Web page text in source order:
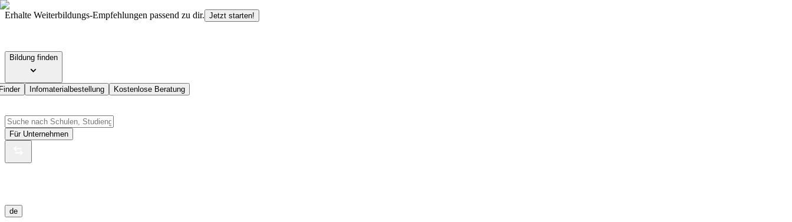
Erhalte Weiterbildungs-Empfehlungen passend zu dir. Jetzt starten!
Bildung finden
Infomaterialbestellung Kostenlose Beratung
Für Unternehmen
de